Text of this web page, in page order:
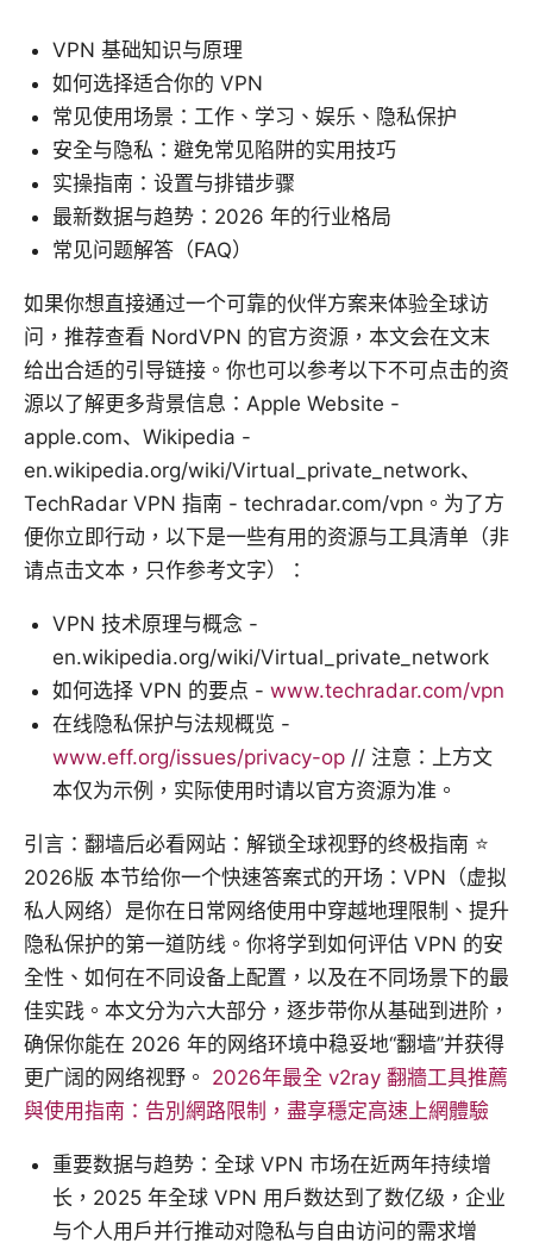
VPN 基础知识与原理
如何选择适合你的 VPN
常见使用场景：工作、学习、娱乐、隐私保护
安全与隐私：避免常见陷阱的实用技巧
实操指南：设置与排错步骤
最新数据与趋势：2026 年的行业格局
常见问题解答（FAQ）
如果你想直接通过一个可靠的伙伴方案来体验全球访
问，推荐查看 NordVPN 的官方资源，本文会在文末
给出合适的引导链接。你也可以参考以下不可点击的资
源以了解更多背景信息：Apple Website -
apple.com、Wikipedia -
en.wikipedia.org/wiki/Virtual_private_network、
TechRadar VPN 指南 - techradar.com/vpn。为了方
便你立即行动，以下是一些有用的资源与工具清单（非
请点击文本，只作参考文字）：
VPN 技术原理与概念 -
en.wikipedia.org/wiki/Virtual_private_network
如何选择 VPN 的要点 - www.techradar.com/vpn
在线隐私保护与法规概览 -
www.eff.org/issues/privacy-op // 注意：上方文
本仅为示例，实际使用时请以官方资源为准。
引言：翻墙后必看网站：解锁全球视野的终极指南 ⭐
2026版 本节给你一个快速答案式的开场：VPN（虚拟
私人网络）是你在日常网络使用中穿越地理限制、提升
隐私保护的第一道防线。你将学到如何评估 VPN 的安
全性、如何在不同设备上配置，以及在不同场景下的最
佳实践。本文分为六大部分，逐步带你从基础到进阶，
确保你能在 2026 年的网络环境中稳妥地“翻墙”并获得
更广阔的网络视野。 2026年最全 v2ray 翻牆工具推薦
與使用指南：告別網路限制，盡享穩定高速上網體驗
重要数据与趋势：全球 VPN 市场在近两年持续增
长，2025 年全球 VPN 用户数达到了数亿级，企业
与个人用户并行推动对隐私与自由访问的需求增